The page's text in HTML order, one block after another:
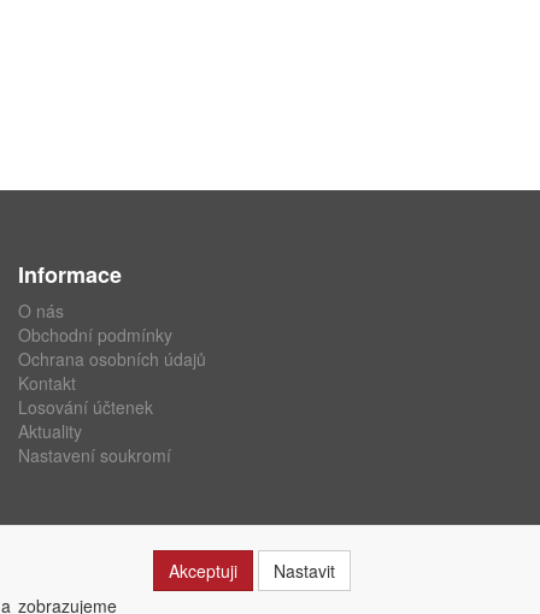
Informace
O nás
Obchodní podmínky
Ochrana osobních údajů
Kontakt
Losování účtenek
Aktuality
Nastavení soukromí
zobrazujeme
Akceptuji Nastavit